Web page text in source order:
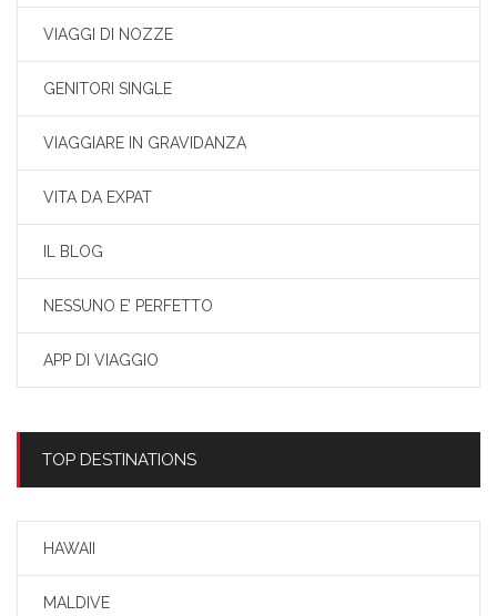
VIAGGI DI NOZZE
GENITORI SINGLE
VIAGGIARE IN GRAVIDANZA
VITA DA EXPAT
IL BLOG
NESSUNO E’ PERFETTO
APP DI VIAGGIO
TOP DESTINATIONS
HAWAII
MALDIVE